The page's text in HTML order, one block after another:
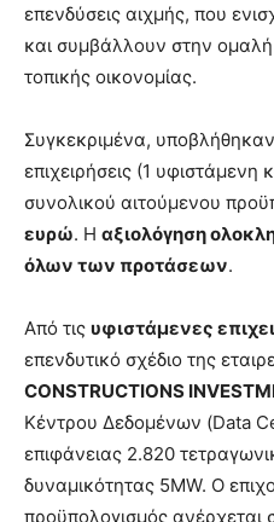
επενδύσεις αιχμής, που
και συμβάλλουν στην
τοπικής οικονομίας.
Συγκεκριμένα, υποβλήθηκαν
επιχειρήσεις (1
συνολικού αιτούμενου
ευρώ. Η αξιολόγηση
όλων των προτάσεων.
Από τις υφιστάμενες
επενδυτικό σχέδιο της
CONSTRUCTIONS
Κέντρου Δεδομένων (Data
επιφάνειας 2.820
δυναμικότητας 5MW. Ο
προϋπολογισμός